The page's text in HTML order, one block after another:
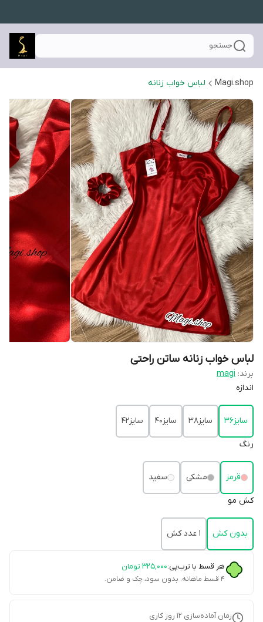
جستجو
Magi.shop لباس خواب زنانه
لباس خواب زنانه ساتن راحتی
برند: magi
اندازه
سایز36 سایز38 سایز40 سایز42
رنگ
قرمز مشکی سفید
کش مو
بدون کش ۱ عدد کش
هر قسط با ترب‌پی:۳۲۵٬۰۰۰ تومان
۴ قسط ماهانه. بدون سود، چک و ضامن.
زمان آماده‌سازی 12 روز کاری